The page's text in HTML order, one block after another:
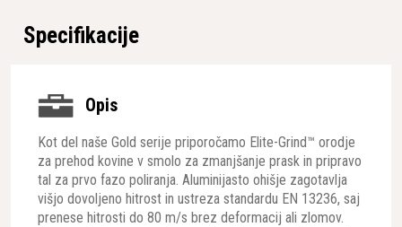
Specifikacije
Opis
Kot del naše Gold serije priporočamo Elite-Grind™ orodje
za prehod kovine v smolo za zmanjšanje prask in pripravo
tal za prvo fazo poliranja. Aluminijasto ohišje zagotavlja
višjo dovoljeno hitrost in ustreza standardu EN 13236, saj
prenese hitrosti do 80 m/s brez deformacij ali zlomov.